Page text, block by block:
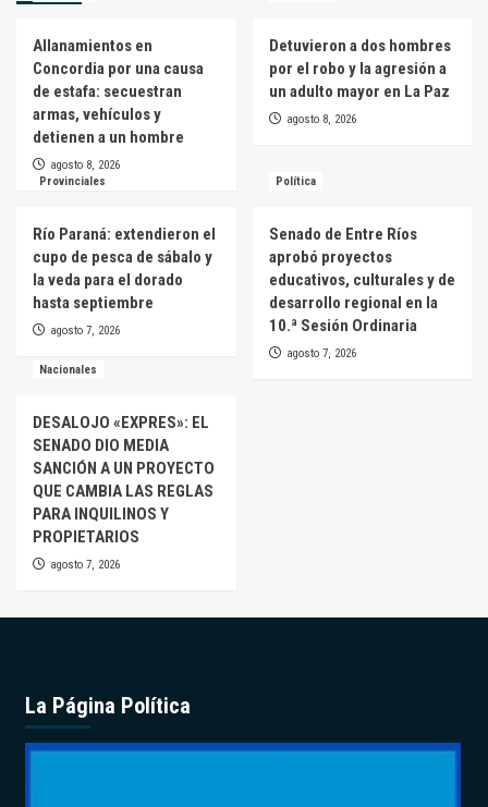
Allanamientos en
Concordia por una causa
de estafa: secuestran
armas, vehículos y
detienen a un hombre
agosto 8, 2026
Detuvieron a dos hombres
por el robo y la agresión a
un adulto mayor en La Paz
agosto 8, 2026
Provinciales
Río Paraná: extendieron el
cupo de pesca de sábalo y
la veda para el dorado
hasta septiembre
agosto 7, 2026
Política
Senado de Entre Ríos
aprobó proyectos
educativos, culturales y de
desarrollo regional en la
10.ª Sesión Ordinaria
agosto 7, 2026
Nacionales
DESALOJO «EXPRES»: EL
SENADO DIO MEDIA
SANCIÓN A UN PROYECTO
QUE CAMBIA LAS REGLAS
PARA INQUILINOS Y
PROPIETARIOS
agosto 7, 2026
La Página Política